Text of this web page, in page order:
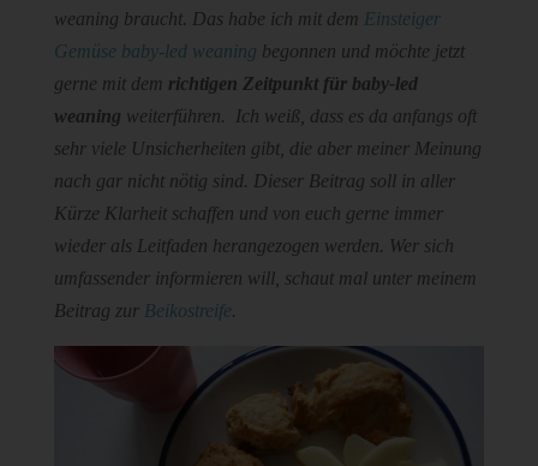
weaning braucht. Das habe ich mit dem Einsteiger
Gemüse baby-led weaning begonnen und möchte jetzt
gerne mit dem richtigen Zeitpunkt für baby-led
weaning weiterführen. Ich weiß, dass es da anfangs oft
sehr viele Unsicherheiten gibt, die aber meiner Meinung
nach gar nicht nötig sind. Dieser Beitrag soll in aller
Kürze Klarheit schaffen und von euch gerne immer
wieder als Leitfaden herangezogen werden. Wer sich
umfassender informieren will, schaut mal unter meinem
Beitrag zur Beikostreife.